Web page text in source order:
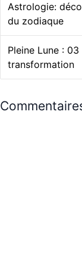
Astrologie:
du zodiaque
Pleine Lune :
transformation